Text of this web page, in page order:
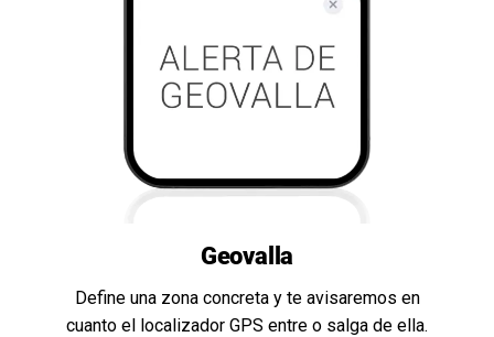
Geovalla
Define una zona concreta y te avisaremos en
cuanto el localizador GPS entre o salga de ella.